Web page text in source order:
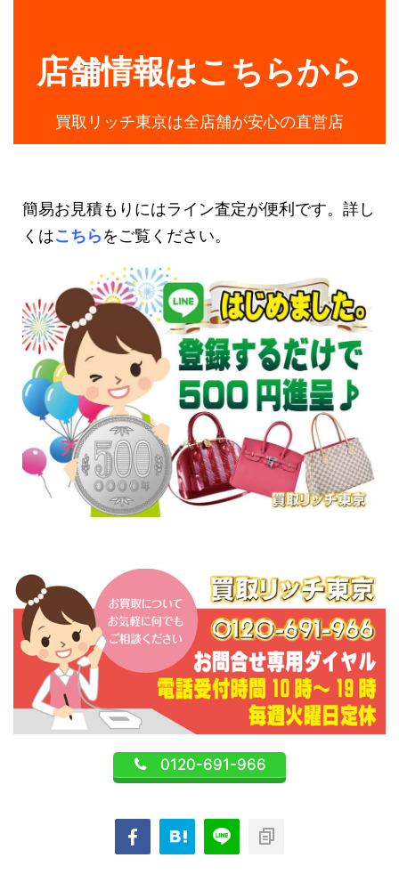
店舗情報はこちらから
買取リッチ東京は全店舗が安心の直営店
簡易お見積もりにはライン査定が便利です。詳し
くはこちらをご覧ください。
0120-691-966